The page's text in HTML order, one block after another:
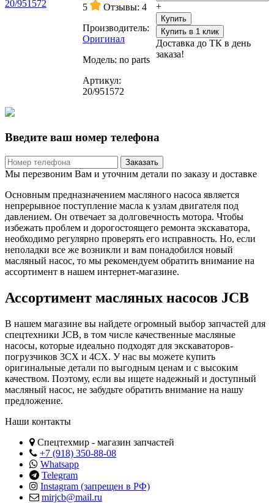
5
Отзывы: 4
Производитель:
Oригинал
Модель: no parts
Артикул:
20/951572
+
Купить
Купить в 1 клик
Доставка до ТК в день
заказа!
Введите ваш номер телефона
Заказать
Мы перезвоним Вам и уточним детали по заказу и доставке
Основным предназначением масляного насоса является
непрерывное поступление масла к узлам двигателя под
давлением. Он отвечает за долговечность мотора. Чтобы
избежать проблем и дорогостоящего ремонта экскаватора,
необходимо регулярно проверять его исправность. Но, если
неполадки все же возникли и вам понадобился новый
масляный насос, то мы рекомендуем обратить внимание на
ассортимент в нашем интернет-магазине.
Ассортимент масляных насосов JCB
В нашем магазине вы найдете огромный выбор запчастей для
спецтехники JCB, в том числе качественные масляные
насосы, которые идеально подходят для экскаваторов-
погрузчиков 3CX и 4CX. У нас вы можете купить
оригинальные детали по выгодным ценам и c высоким
качеством. Поэтому, если вы ищете надежный и доступный
масляный насос, не забудьте обратить внимание на нашу
предложение.
Наши контакты
Спецтехмир - магазин запчастей
+7 (918) 350-88-08
Whatsapp
Telegram
Instagram (запрещен в РФ)
mirjcb@mail.ru